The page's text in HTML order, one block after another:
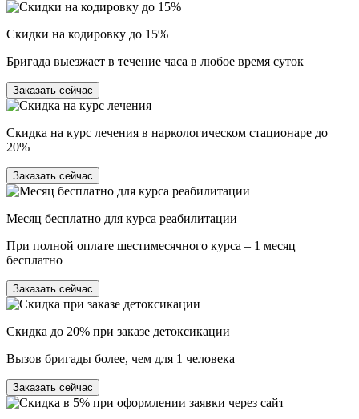
Скидки на кодировку до 15%
Бригада выезжает в течение часа в любое время суток
Заказать сейчас
Скидка на курс лечения в наркологическом стационаре до
20%
Заказать сейчас
Месяц бесплатно для курса реабилитации
При полной оплате шестимесячного курса – 1 месяц
бесплатно
Заказать сейчас
Скидка до 20% при заказе детоксикации
Вызов бригады более, чем для 1 человека
Заказать сейчас